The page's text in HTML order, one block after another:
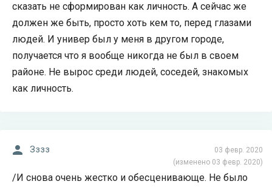
сказать не сформирован как личность. А сейчас же
должен же быть, просто хоть кем то, перед глазами
людей. И универ был у меня в другом городе,
получается что я вообще никогда не был в своем
районе. Не вырос среди людей, соседей, знакомых
как личность.
03 февр. 2020
(изменено 03 февр. 2020)
Зззз
/И снова очень жестко и обесценивающе. Не было